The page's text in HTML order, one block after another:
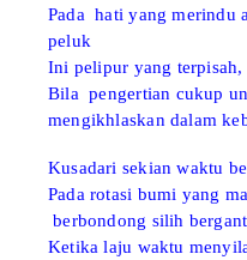
Pada hati yang merindu
peluk
Ini pelipur yang terpisah,
Bila pengertian cukup
mengikhlaskan dalam
Kusadari sekian waktu
Pada rotasi bumi yang
berbondong silih
Ketika laju waktu